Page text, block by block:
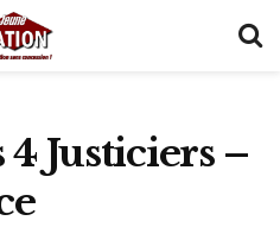
Justiciers –